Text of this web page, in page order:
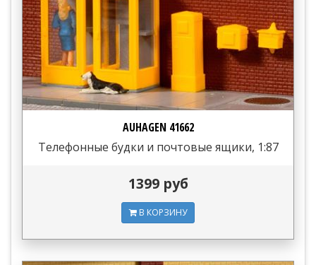
AUHAGEN 41662
Телефонные будки и почтовые ящики, 1:87
1399 руб
В КОРЗИНУ